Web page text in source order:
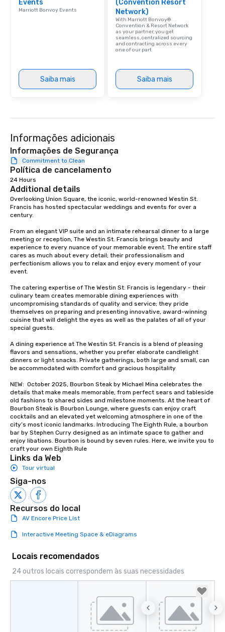
Our affordable tours
included. The only
are drinks. However,
package upgrade is
Our exclusive
ultimate networking
right of you. Because
ways to network, but
groups, small or large.
experiences can
groups from as few
as 500 guests,
Stress-Free Booking
a tour is stress-free
enjoy the company
more easily. You’ll
of from the moment
booked to the minute
Since the menu is
have nothing to
remember to submit
date any dietary
allergies for anyone
Feel Like a VIP at
Smacking Foodie
group members
transportation pick-
for groups that
experience, we can
an evening helicopter
glittering lights of The
Events
Marriott Bonvoy Events
Saiba mais
(Convention Resort
Network)
With Marriott Bonvoy®
Convention & Resort Network
as your partner, you get
seamless, centralized sourcing
and contracting across every
one of our part
Saiba mais
Informações adicionais
Informações de Segurança
Commitment to Clean
Política de cancelamento
24 Hours
Additional details
Overlooking Union Square, the iconic, world-renowned Westin St.
Francis has hosted spectacular weddings and events for over a
century.
From an elegant VIP suite and an intimate rehearsal dinner to a large
meeting or reception, The Westin St. Francis brings beauty and
experience to every nuance of your memorable event. The entire staff
cares as much about every detail; their professionalism and
perfectionism allows you to relax and enjoy every moment of your
event.
The catering expertise of The Westin St. Francis is legendary - their
culinary team creates memorable dining experiences with
uncompromising standards of quality and service; they pride
themselves on preparing and presenting innovative, award-winning
cuisine that will delight the eyes as well as the palates of all of your
special guests.
A dining experience at The Westin St. Francis is a blend of pleasing
flavors and sensations, whether you prefer elaborate candlelight
dinners or light snacks. Private gatherings, both large and small, can
be accommodated with comfort and gracious hospitality
NEW:  October 2025, Bourbon Steak by Michael Mina celebrates the
details that make meals memorable, from perfect sears and tableside
old fashions to shared sides and milestone moments. At the heart of
Bourbon Steak is Bourbon Lounge, where guests can enjoy craft
cocktails and an elevated yet welcoming atmosphere in one of the
city’s most iconic landmarks. Introducing The Eighth Rule, a bourbon
bar by Stephen Curry designed as an intimate space to gather and
enjoy libations. Bourbon is bound by seven rules. Here, we invite you to
craft your own Eighth Rule
Links da Web
Tour virtual
Siga-nos
Recursos do local
AV Encore Price List
Interactive Meeting Space & eDiagrams
Locais recomendados
24 outros locais correspondem às suas necessidades